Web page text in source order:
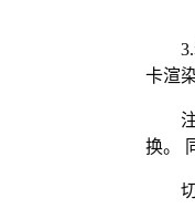
卡渲
换。